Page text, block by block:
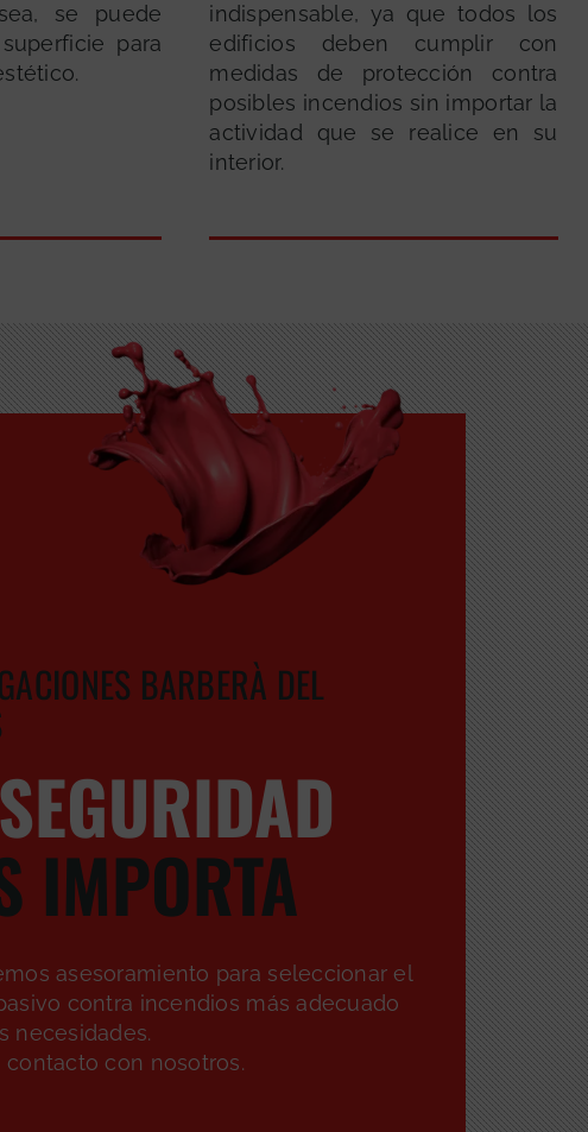
se puede
para
indispensable, ya que todos los
edificios deben cumplir con
medidas de protección contra
posibles incendios sin importar la
actividad que se realice en su
interior.
BARBERÀ DEL
SEGURIDAD
IMPORTA
asesoramiento para seleccionar el
contra incendios más adecuado
necesidades.
contacto con nosotros.